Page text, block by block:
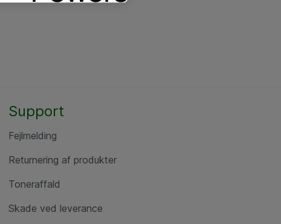
Support
Fejlmelding
Returnering af produkter
Toneraffald
Skade ved leverance